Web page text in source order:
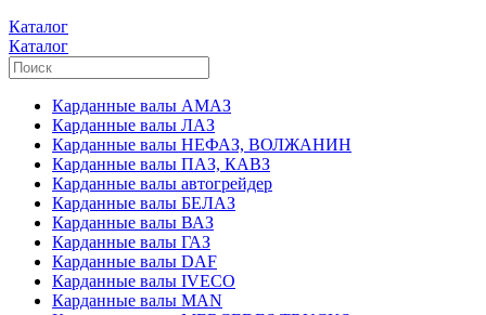
Каталог
Каталог
Карданные валы АМАЗ
Карданные валы ЛАЗ
Карданные валы НЕФАЗ, ВОЛЖАНИН
Карданные валы ПАЗ, КАВЗ
Карданные валы автогрейдер
Карданные валы БЕЛАЗ
Карданные валы ВАЗ
Карданные валы ГАЗ
Карданные валы DAF
Карданные валы IVECO
Карданные валы MAN